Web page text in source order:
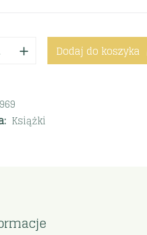
Dodaj do koszyka
Książki